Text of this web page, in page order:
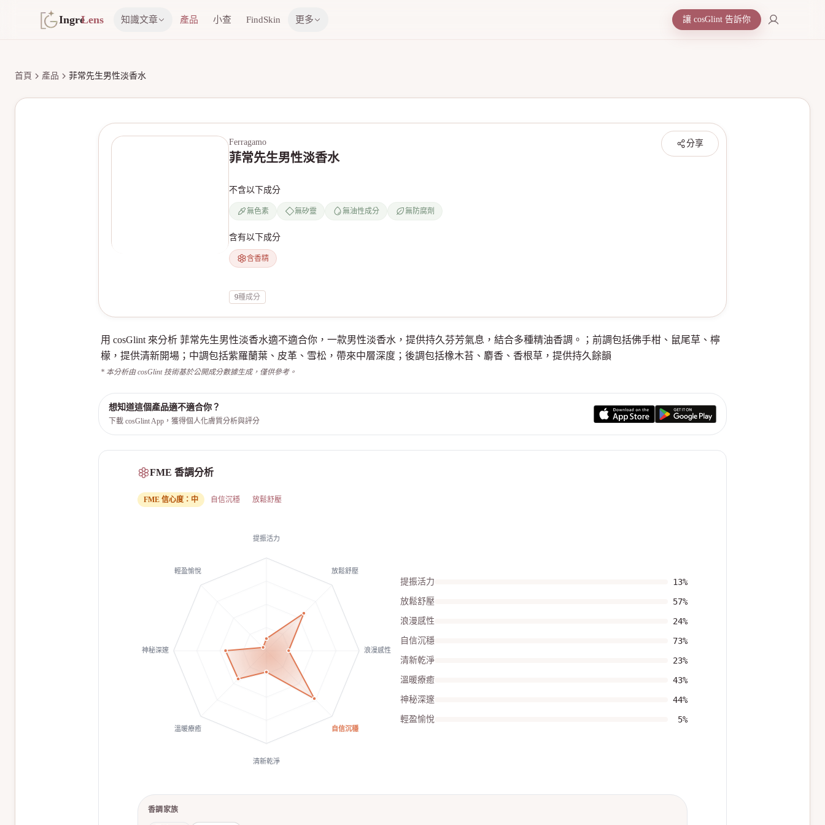
IngreLens 知識文章 產品 小查 FindSkin 更多 讓 cosGlint 告訴你
首頁 產品 菲常先生男性淡香水
分享
Ferragamo
菲常先生男性淡香水
不含以下成分
無色素 無矽靈 無油性成分 無防腐劑
含有以下成分
含香精
9種成分
用 cosGlint 來分析 菲常先生男性淡香水適不適合你，一款男性淡香水，提供持久芬芳氣息，結合多種精油香調。；前調包括佛手柑、鼠尾草、檸
檬，提供清新開場；中調包括紫羅蘭葉、皮革、雪松，帶來中層深度；後調包括橡木苔、麝香、香根草，提供持久餘韻
* 本分析由 cosGlint 技術基於公開成分數據生成，僅供參考。
想知道這個產品適不適合你？
下載 cosGlint App，獲得個人化膚質分析與評分
FME 香調分析
FME 信心度： 中 自信沉穩 放鬆舒壓
提振活力
放鬆舒壓
浪漫感性
自信沉穩
清新乾淨
溫暖療癒
神秘深邃
輕盈愉悅
提振活力 13%
放鬆舒壓 57%
浪漫感性 24%
自信沉穩 73%
清新乾淨 23%
溫暖療癒 43%
神秘深邃 44%
輕盈愉悅 5%
香調家族